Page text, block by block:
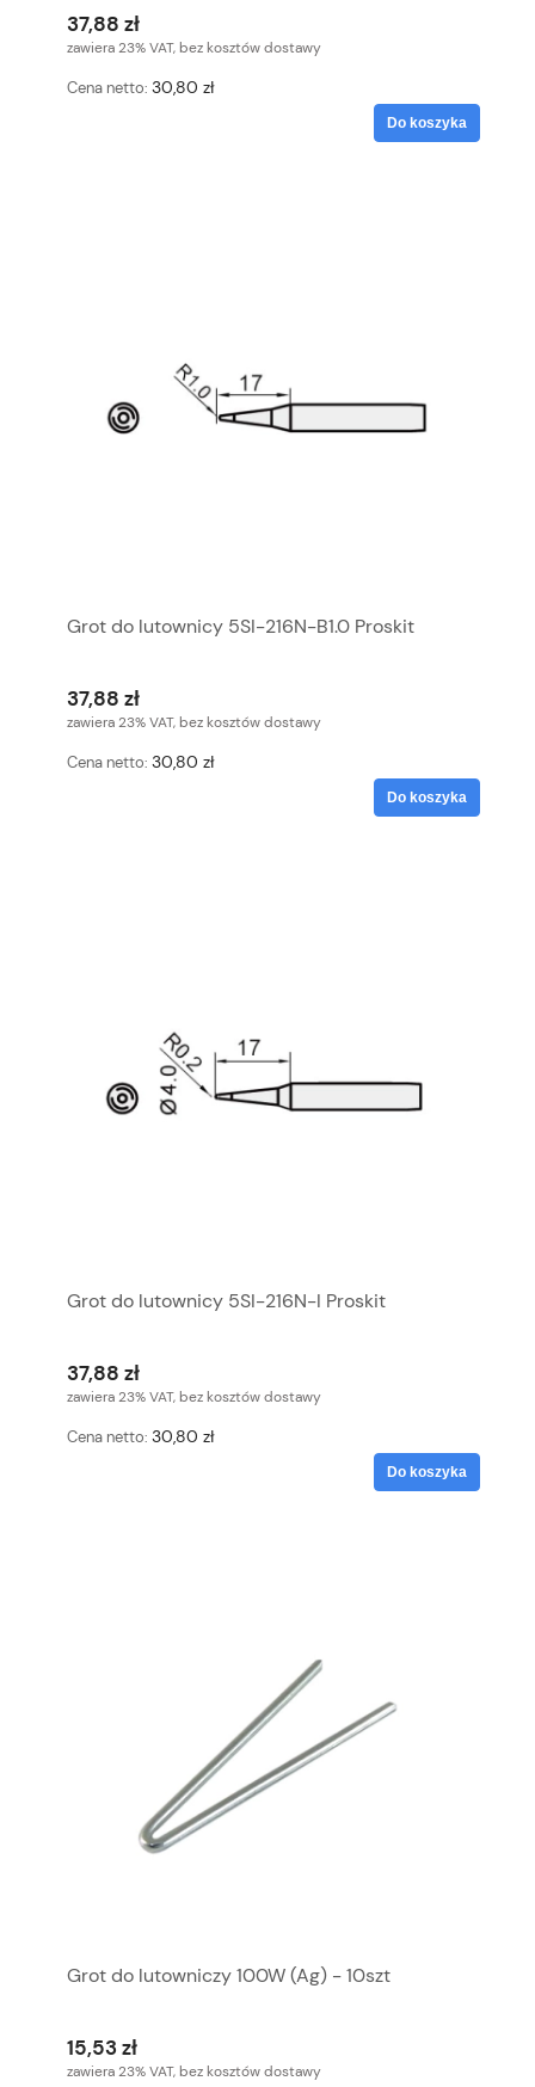
37,88 zł
zawiera 23% VAT, bez kosztów dostawy
Cena netto: 30,80 zł
Do koszyka
Grot do lutownicy 5SI-216N-B1.0 Proskit
37,88 zł
zawiera 23% VAT, bez kosztów dostawy
Cena netto: 30,80 zł
Do koszyka
Grot do lutownicy 5SI-216N-I Proskit
37,88 zł
zawiera 23% VAT, bez kosztów dostawy
Cena netto: 30,80 zł
Do koszyka
Grot do lutowniczy 100W (Ag) - 10szt
15,53 zł
zawiera 23% VAT, bez kosztów dostawy